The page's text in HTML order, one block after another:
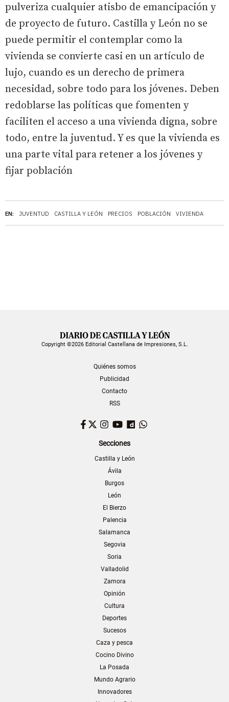
EN: JUVENTUD CASTILLA Y LEÓN PRECIOS POBLACIÓN VIVIENDA
pulveriza cualquier atisbo de emancipación y
de proyecto de futuro. Castilla y León no se
puede permitir el contemplar como la
vivienda se convierte casi en un artículo de
lujo, cuando es un derecho de primera
necesidad, sobre todo para los jóvenes. Deben
redoblarse las políticas que fomenten y
faciliten el acceso a una vivienda digna, sobre
todo, entre la juventud. Y es que la vivienda es
una parte vital para retener a los jóvenes y
fijar población
Copyright ©2026 Editorial Castellana de Impresiones, S.L.
Quiénes somos
Publicidad
Contacto
RSS
Facebook
TwitterInstagram
YouTubeDailymotion
Secciones
Castilla y León
Ávila
Burgos
León
El Bierzo
Palencia
Salamanca
Segovia
Soria
Valladolid
Zamora
Opinión
Cultura
Deportes
Sucesos
Caza y pesca
Cocino Divino
La Posada
Mundo Agrario
Innovadores